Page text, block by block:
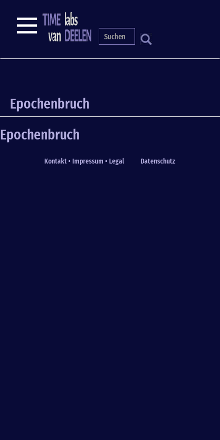
content
S
NAVIGATION
Epochenbruch
Epochenbruch
Fußzeile
Kontakt • Impressum • Legal Datenschutz